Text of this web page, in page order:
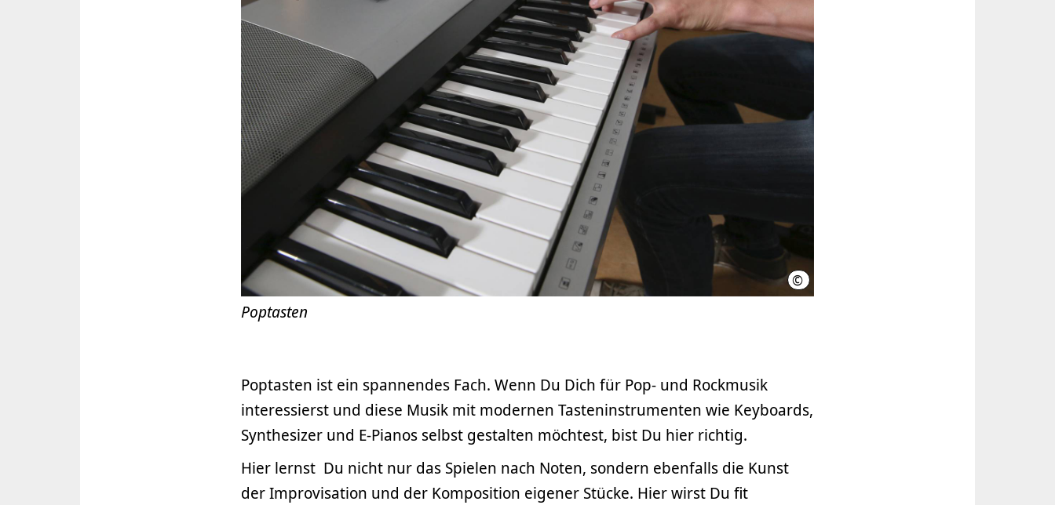
© MS/LHH
Poptasten
Poptasten ist ein spannendes Fach. Wenn Du Dich für Pop- und Rockmusik
interessierst und diese Musik mit modernen Tasteninstrumenten wie Keyboards,
Synthesizer und E-Pianos selbst gestalten möchtest, bist Du hier richtig.
Hier lernst Du nicht nur das Spielen nach Noten, sondern ebenfalls die Kunst
der Improvisation und der Komposition eigener Stücke. Hier wirst Du fit